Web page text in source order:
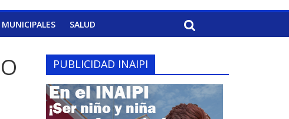
MUNICIPALES SALUD
PUBLICIDAD INAIPI